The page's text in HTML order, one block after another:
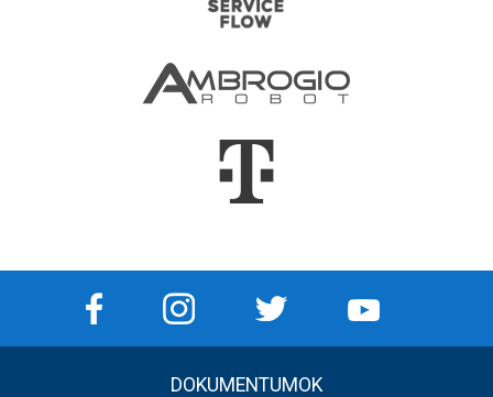
DOKUMENTUMOK